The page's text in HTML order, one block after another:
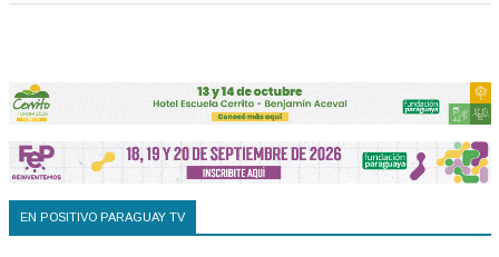
EN POSITIVO PARAGUAY TV